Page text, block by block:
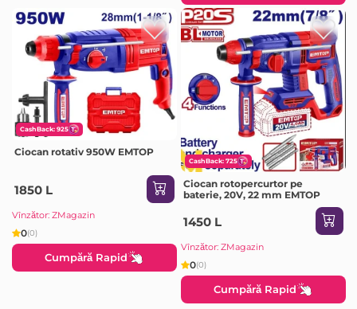
CashBack: 925
Ciocan rotativ 950W EMTOP
1850 L
Vînzător: ZMagazin
0(0)
Cumpără Rapid
CashBack: 725
Ciocan rotopercurtor pe
baterie, 20V, 22 mm EMTOP
1450 L
Vînzător: ZMagazin
0(0)
Cumpără Rapid